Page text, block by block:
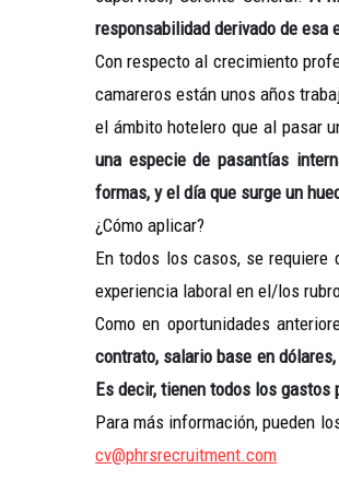
responsabilidad derivado de esa
Con respecto al crecimiento
camareros están unos años
el ámbito hotelero que al pasar
una especie de pasantías
formas, y el día que surge un
¿Cómo aplicar?
En todos los casos, se requiere
experiencia laboral en el/los
Como en oportunidades
contrato, salario base en
Es decir, tienen todos los gastos
Para más información, pueden
cv@phrsrecruitment.com